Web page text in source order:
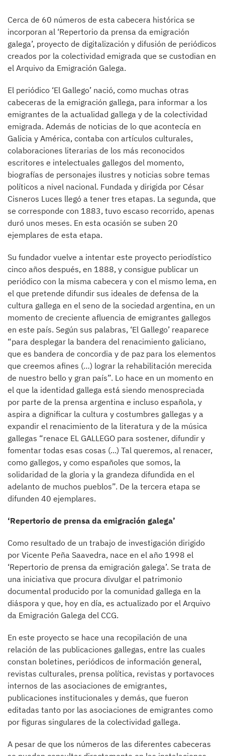
Cerca de 60 números de esta cabecera histórica se
incorporan al ‘Repertorio da prensa da emigración
galega’, proyecto de digitalización y difusión de periódicos
creados por la colectividad emigrada que se custodian en
el Arquivo da Emigración Galega.
El periódico ‘El Gallego’ nació, como muchas otras
cabeceras de la emigración gallega, para informar a los
emigrantes de la actualidad gallega y de la colectividad
emigrada. Además de noticias de lo que acontecía en
Galicia y América, contaba con artículos culturales,
colaboraciones literarias de los más reconocidos
escritores e intelectuales gallegos del momento,
biografías de personajes ilustres y noticias sobre temas
políticos a nivel nacional. Fundada y dirigida por César
Cisneros Luces llegó a tener tres etapas. La segunda, que
se corresponde con 1883, tuvo escaso recorrido, apenas
duró unos meses. En esta ocasión se suben 20
ejemplares de esta etapa.
Su fundador vuelve a intentar este proyecto periodístico
cinco años después, en 1888, y consigue publicar un
periódico con la misma cabecera y con el mismo lema, en
el que pretende difundir sus ideales de defensa de la
cultura gallega en el seno de la sociedad argentina, en un
momento de creciente afluencia de emigrantes gallegos
en este país. Según sus palabras, ‘El Gallego’ reaparece
“para desplegar la bandera del renacimiento galiciano,
que es bandera de concordia y de paz para los elementos
que creemos afines (…) lograr la rehabilitación merecida
de nuestro bello y gran país”. Lo hace en un momento en
el que la identidad gallega está siendo menospreciada
por parte de la prensa argentina e incluso española, y
aspira a dignificar la cultura y costumbres gallegas y a
expandir el renacimiento de la literatura y de la música
gallegas “renace EL GALLEGO para sostener, difundir y
fomentar todas esas cosas (...) Tal queremos, al renacer,
como gallegos, y como españoles que somos, la
solidaridad de la gloria y la grandeza difundida en el
adelanto de muchos pueblos”. De la tercera etapa se
difunden 40 ejemplares.
‘Repertorio de prensa da emigración galega’
Como resultado de un trabajo de investigación dirigido
por Vicente Peña Saavedra, nace en el año 1998 el
‘Repertorio de prensa da emigración galega’. Se trata de
una iniciativa que procura divulgar el patrimonio
documental producido por la comunidad gallega en la
diáspora y que, hoy en día, es actualizado por el Arquivo
da Emigración Galega del CCG.
En este proyecto se hace una recopilación de una
relación de las publicaciones gallegas, entre las cuales
constan boletines, periódicos de información general,
revistas culturales, prensa política, revistas y portavoces
internos de las asociaciones de emigrantes,
publicaciones institucionales y demás, que fueron
editadas tanto por las asociaciones de emigrantes como
por figuras singulares de la colectividad gallega.
A pesar de que los números de las diferentes cabeceras